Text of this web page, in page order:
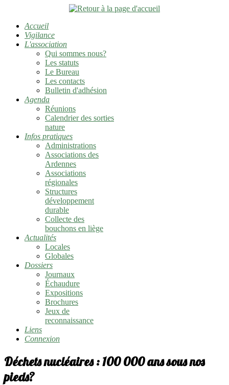
Accueil
Vigilance
L'association
Qui sommes nous?
Les statuts
Le Bureau
Les contacts
Bulletin d'adhésion
Agenda
Réunions
Calendrier des sorties
nature
Infos pratiques
Administrations
Associations des
Ardennes
Associations
régionales
Structures
développement
durable
Collecte des
bouchons en liège
Actualités
Locales
Globales
Dossiers
Journaux
Échaudure
Expositions
Brochures
Jeux de
reconnaissance
Liens
Connexion
Déchets nucléaires : 100 000 ans sous nos
pieds?